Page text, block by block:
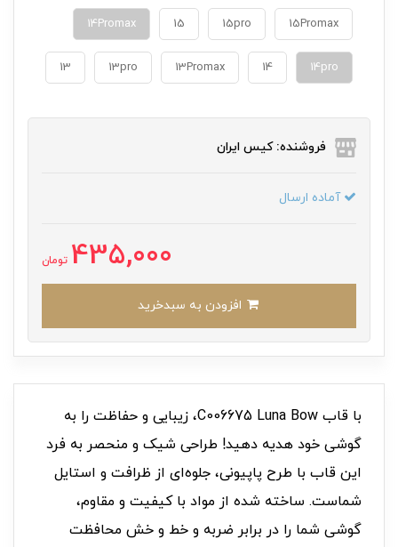
15Promax
15pro
15
14Promax
14pro
14
13Promax
13pro
13
فروشنده: کیس ایران
آماده ارسال
435,000 تومان
با قاب C006675 Luna Bow، زیبایی و حفاظت را به
گوشی خود هدیه دهید! طراحی شیک و منحصر به فرد
این قاب با طرح پاپیونی، جلوه‌ای از ظرافت و استایل
شماست. ساخته شده از مواد با کیفیت و مقاوم،
گوشی شما را در برابر ضربه و خط و خش محافظت